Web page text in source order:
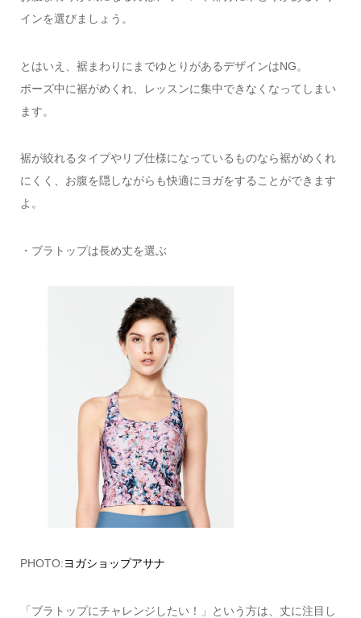
インを選びましょう。
とはいえ、裾まわりにまでゆとりがあるデザインはNG。
ポーズ中に裾がめくれ、レッスンに集中できなくなってしまい
ます。
裾が絞れるタイプやリブ仕様になっているものなら裾がめくれ
にくく、お腹を隠しながらも快適にヨガをすることができます
よ。
・ブラトップは長め丈を選ぶ
PHOTO:ヨガショップアサナ
「ブラトップにチャレンジしたい！」という方は、丈に注目し